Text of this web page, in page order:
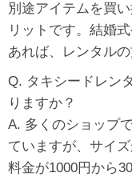
別途アイテムを買
リットです。結婚
あれば、レンタル
Q. タキシードレン
りますか？
A. 多くのショップ
ていますが、サイ
料金が1000円から